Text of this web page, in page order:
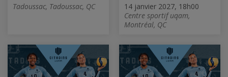
Tadoussac, Tadoussac, QC
14 janvier 2027, 18h00
Centre sportif uqam,
Montréal, QC